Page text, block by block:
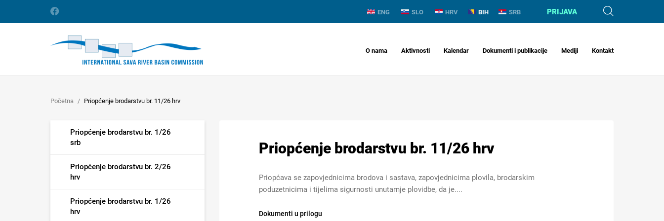
ENG SLO HRV BIH SRB PRIJAVA
O nama Aktivnosti Kalendar Dokumenti i publikacije Mediji Kontakt
Početna Priopćenje brodarstvu br. 11/26 hrv
Priopćenje brodarstvu br. 1/26
srb
Priopćenje brodarstvu br. 2/26
hrv
Priopćenje brodarstvu br. 1/26
hrv
Priopćenje brodarstvu br. 11/26 hrv
Priopćava se zapovjednicima brodova i sastava, zapovjednicima plovila, brodarskim
poduzetnicima i tijelima sigurnosti unutarnje plovidbe, da je....
Dokumenti u prilogu